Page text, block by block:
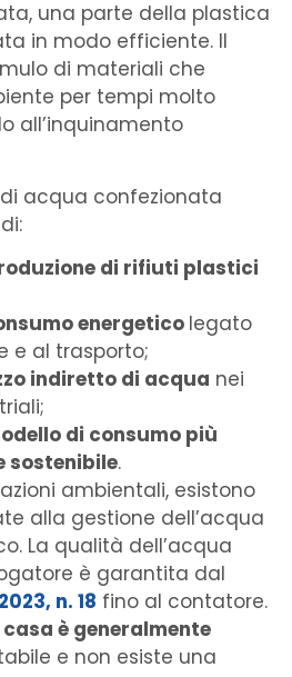
una parte della plastica
in modo efficiente. Il
di materiali che
per tempi molto
all’inquinamento
acqua confezionata
di rifiuti plastici
energetico legato
e al trasporto;
indiretto di acqua nei
di consumo più
sostenibile.
ambientali, esistono
alla gestione dell’acqua
La qualità dell’acqua
è garantita dal
n. 18 fino al contatore.
è generalmente
e non esiste una